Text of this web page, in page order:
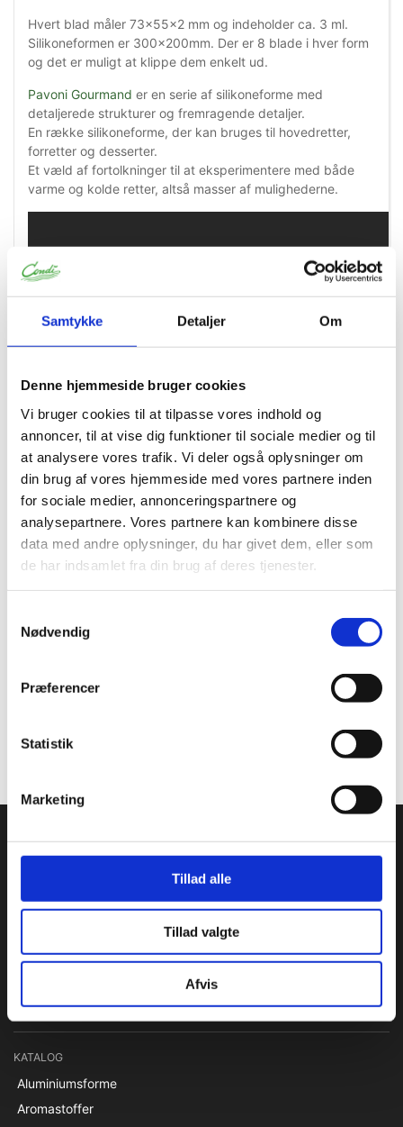
Samtykke Detaljer Om
Denne hjemmeside bruger cookies
Vi bruger cookies til at tilpasse vores indhold og
annoncer, til at vise dig funktioner til sociale medier og til
at analysere vores trafik. Vi deler også oplysninger om
din brug af vores hjemmeside med vores partnere inden
for sociale medier, annonceringspartnere og
analysepartnere. Vores partnere kan kombinere disse
data med andre oplysninger, du har givet dem, eller som
de har indsamlet fra din brug af deres tjenester.
Nødvendig
Præferencer
Statistik
Marketing
Tillad alle
Tillad valgte
Afvis
Hvert blad måler 73x55x2 mm og indeholder ca. 3 ml.
Silikoneformen er 300x200mm. Der er 8 blade i hver form
og det er muligt at klippe dem enkelt ud.
Pavoni Gourmand er en serie af silikoneforme med
detaljerede strukturer og fremragende detaljer.
En række silikoneforme, der kan bruges til hovedretter,
forretter og desserter.
Et væld af fortolkninger til at eksperimentere med både
varme og kolde retter, altså masser af mulighederne.
Anvendelse:
Bagemåtten tåler temperaturer fra -40
C til +250
C, og er
således bages, fryses og tåler endvidere både
mikrobølgeovn og opvaskemaskine. Kan anvendes i ovnen
på rist eller perforeret bageplade.
Rengøring:
Under rindende vand, eller i opvaskemaskine med mildt
Løbende vedligeholdelse efter behov, 10-20 minutter i
kogende vand. Derved åbnes og renses porerne i silikonen
Undgå at bruge skarpe genstande i måtten.
conditorivarer/emballage til Konditorier, Konfekture, Hotel &
Restaurationsbranchen.
Roskildevej 30, 2620 Albertslund
+45 36 75 22 55
KATALOG
Aluminiumsforme
Aromastoffer